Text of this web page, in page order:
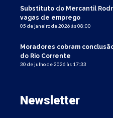
Substituto do Mercantil
vagas de emprego
05 de janeiro de 2026 às 08:00
Moradores cobram
do Rio Corrente
30 de julho de 2026 às 17:33
Newsletter